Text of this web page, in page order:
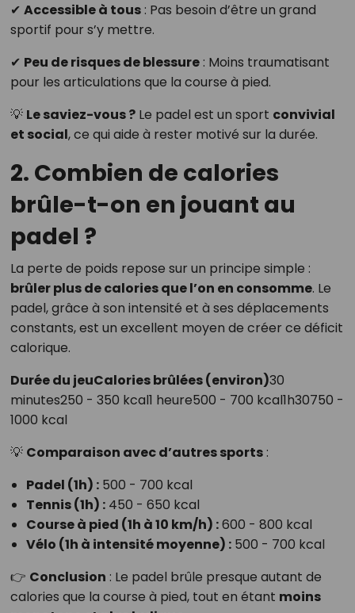
✔ Accessible à tous: Pas besoin d’être un grand
sportif pour s’y mettre.
✔ Peu de risques de blessure: Moins traumatisant
pour les articulations que la course à pied.
💡 Le saviez-vous ?Le padel est un sport convivial
et social, ce qui aide à rester motivé sur la durée.
2. Combien de calories
brûle-t-on en jouant au
padel ?
La perte de poids repose sur un principe simple :
brûler plus de calories que l’on en consomme. Le
padel, grâce à son intensité et à ses déplacements
constants, est un excellent moyen de créer ce déficit
calorique.
Durée du jeuCalories brûlées (environ)30
minutes250 - 350 kcal1 heure500 - 700 kcal1h30750 -
1000 kcal
💡 Comparaison avec d’autres sports:
Padel (1h) :500 - 700 kcal
Tennis (1h) :450 - 650 kcal
Course à pied (1h à 10 km/h) :600 - 800 kcal
Vélo (1h à intensité moyenne) :500 - 700 kcal
👉 Conclusion : Le padel brûle presque autant de
calories que la course à pied, tout en étant moins